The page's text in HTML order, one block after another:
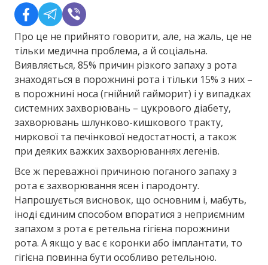
Про це не прийнято говорити, але, на жаль, це не
тільки медична проблема, а й соціальна.
Виявляється, 85% причин різкого запаху з рота
знаходяться в порожнині рота і тільки 15% з них –
в порожнині носа (гнійний гайморит) і у випадках
системних захворювань – цукрового діабету,
захворювань шлунково-кишкового тракту,
ниркової та печінкової недостатності, а також
при деяких важких захворюваннях легенів.
Все ж переважної причиною поганого запаху з
рота є захворювання ясен і пародонту.
Напрошується висновок, що основним і, мабуть,
іноді єдиним способом впоратися з неприємним
запахом з рота є ретельна гігієна порожнини
рота. А якщо у вас є коронки або імплантати, то
гігієна повинна бути особливо ретельною.